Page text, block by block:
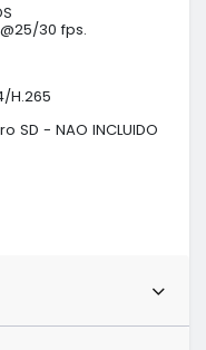
30 fps.
H.265
SD - NAO INCLUIDO